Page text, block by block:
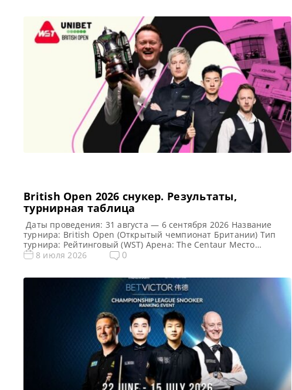
карьере максимальный брейк. […]
British Open 2026 cнукер. Результаты,
турнирная таблица
Даты проведения: 31 августа — 6 сентября 2026 Название
турнира: British Open (Открытый чемпионат Британии) Тип
турнира: Рейтинговый (WST) Арена: The Centaur Место
проведения (населенный пункт, город, страна): Челтнем,
Особенность формата: после каждого раунда проходит
случайная жеребьевка (пары игроков формируются случайным
образом)!!! Турнирная […]
8 июля 2026 0